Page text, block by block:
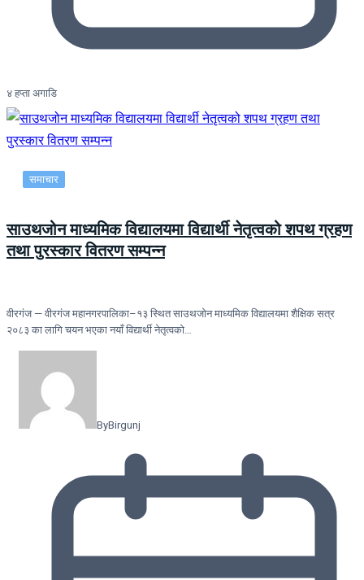
४ हप्ता अगाडि
समाचार
साउथजोन माध्यमिक विद्यालयमा विद्यार्थी नेतृत्वको शपथ ग्रहण
तथा पुरस्कार वितरण सम्पन्न
वीरगंज — वीरगंज महानगरपालिका–१३ स्थित साउथजोन माध्यमिक विद्यालयमा शैक्षिक सत्र
२०८३ का लागि चयन भएका नयाँ विद्यार्थी नेतृत्वको…
ByBirgunj